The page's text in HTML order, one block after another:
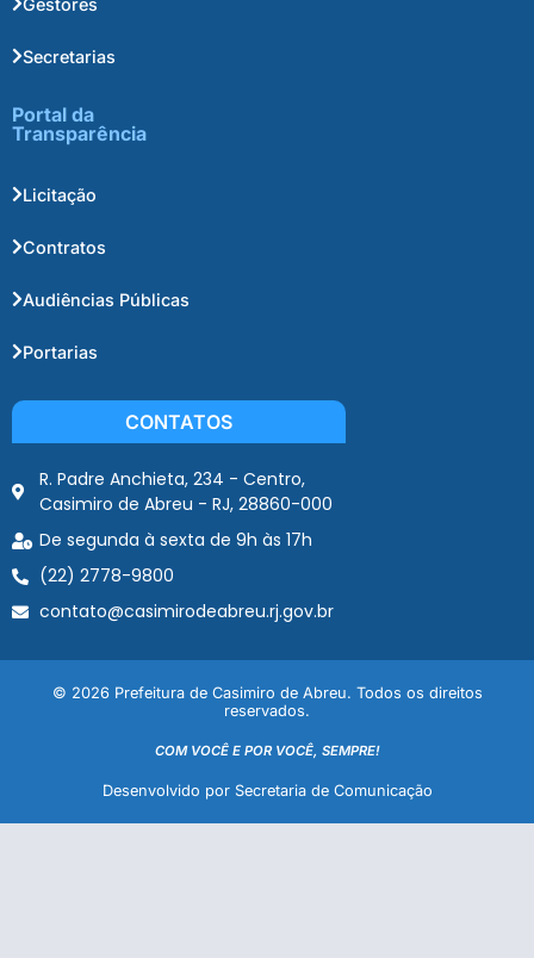
Secretarias
Portal da
Transparência
Licitação
Contratos
Audiências Públicas
Portarias
CONTATOS
R. Padre Anchieta, 234 - Centro,
Casimiro de Abreu - RJ, 28860-000
De segunda à sexta de 9h às 17h
(22) 2778-9800
contato@casimirodeabreu.rj.gov.br
© 2026 Prefeitura de Casimiro de Abreu. Todos os direitos
reservados.
COM VOCÊ E POR VOCÊ, SEMPRE!
Desenvolvido por Secretaria de Comunicação